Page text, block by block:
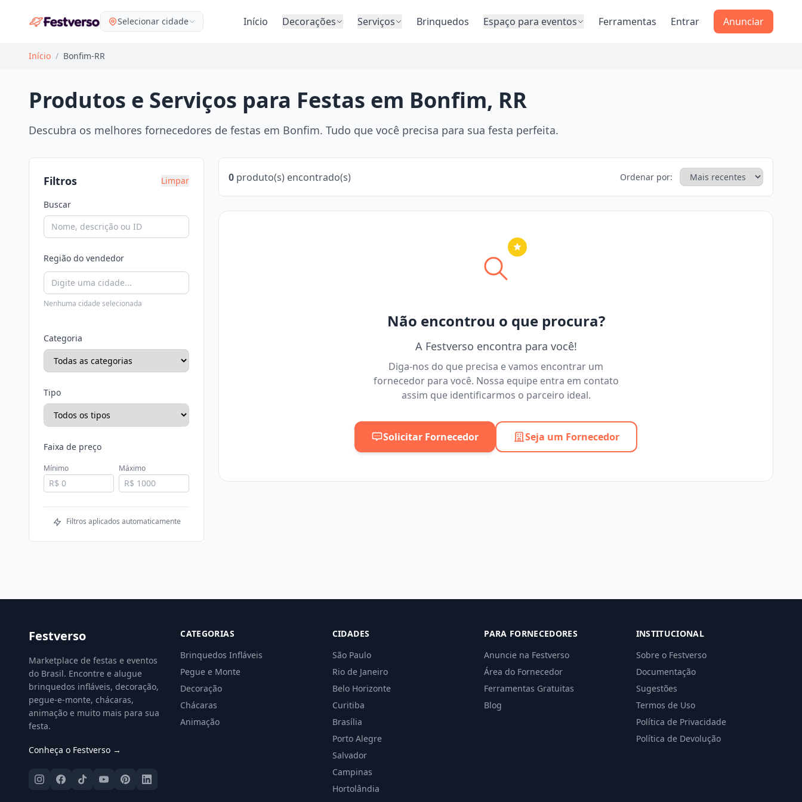
Selecionar cidade Início Decorações Serviços Brinquedos Espaço para eventos Ferramentas Entrar Anunciar
Início / Bonfim-RR
Produtos e Serviços para Festas em Bonfim, RR
Descubra os melhores fornecedores de festas em Bonfim. Tudo que você precisa para sua festa perfeita.
Filtros Limpar
Buscar
Região do vendedor
Nenhuma cidade selecionada
Categoria
Tipo
Faixa de preço
Mínimo Máximo
Filtros aplicados automaticamente
0 produto(s) encontrado(s) Ordenar por:
Não encontrou o que procura?
A Festverso encontra para você!
Diga-nos do que precisa e vamos encontrar um
fornecedor para você. Nossa equipe entra em contato
assim que identificarmos o parceiro ideal.
Solicitar Fornecedor Seja um Fornecedor
Festverso
Marketplace de festas e eventos
do Brasil. Encontre e alugue
brinquedos infláveis, decoração,
pegue-e-monte, chácaras,
animação e muito mais para sua
festa.
Conheça o Festverso →
CATEGORIAS
Brinquedos Infláveis
Pegue e Monte
Decoração
Chácaras
Animação
CIDADES
São Paulo
Rio de Janeiro
Belo Horizonte
Curitiba
Brasília
Porto Alegre
Salvador
Campinas
Hortolândia
PARA FORNECEDORES
Anuncie na Festverso
Área do Fornecedor
Ferramentas Gratuitas
Blog
INSTITUCIONAL
Sobre o Festverso
Documentação
Sugestões
Termos de Uso
Política de Privacidade
Política de Devolução